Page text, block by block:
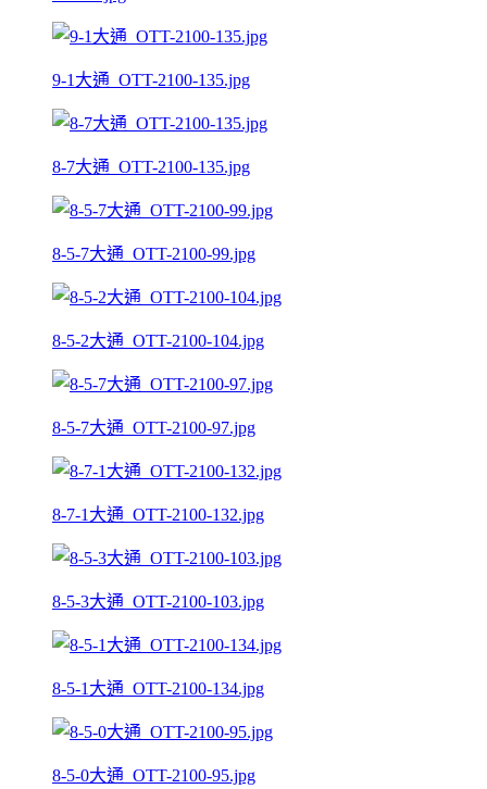
9-1大通_OTT-2100-135.jpg
8-7大通_OTT-2100-135.jpg
8-5-7大通_OTT-2100-99.jpg
8-5-2大通_OTT-2100-104.jpg
8-5-7大通_OTT-2100-97.jpg
8-7-1大通_OTT-2100-132.jpg
8-5-3大通_OTT-2100-103.jpg
8-5-1大通_OTT-2100-134.jpg
8-5-0大通_OTT-2100-95.jpg